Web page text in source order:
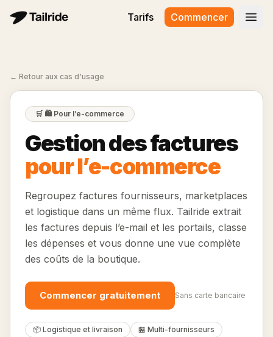
Tarifs Commencer
← Retour aux cas d'usage
🛒 🛍️ Pour l’e-commerce
Gestion des factures
pour l’e-commerce
Regroupez factures fournisseurs, marketplaces
et logistique dans un même flux. Tailride extrait
les factures depuis l’e-mail et les portails, classe
les dépenses et vous donne une vue complète
des coûts de la boutique.
Commencer gratuitement Sans carte bancaire
📦 Logistique et livraison
🏪 Multi-fournisseurs